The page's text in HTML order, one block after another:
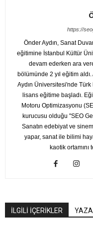
https://
Önder Aydın, Sanat
eğitimine İstanbul Kültür
devam ederken ara
bölümünde 2 yıl eğitim
Aydın Üniversitesi'nde
lisans eğitime başladı.
Motoru Optimizasyonu
kurucusu olduğu "SEO
Sanatın edebiyat ve
yapar, sanat ile bilimi
kaotik
İLGİLİ İÇERİKLER